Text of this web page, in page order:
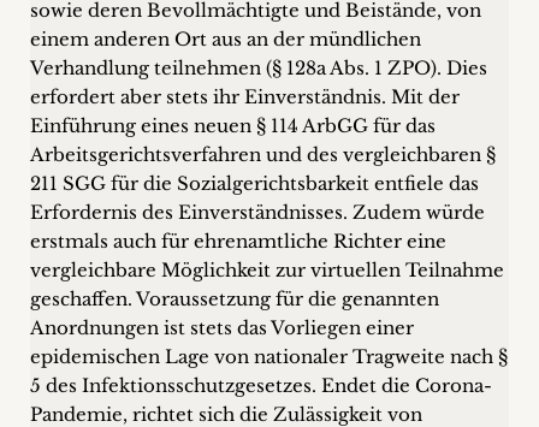
sowie deren Bevollmächtigte und Beistände, von
einem anderen Ort aus an der mündlichen
Verhandlung teilnehmen (§ 128a Abs. 1 ZPO). Dies
erfordert aber stets ihr Einverständnis. Mit der
Einführung eines neuen § 114 ArbGG für das
Arbeitsgerichtsverfahren und des vergleichbaren §
211 SGG für die Sozialgerichtsbarkeit entfiele das
Erfordernis des Einverständnisses. Zudem würde
erstmals auch für ehrenamtliche Richter eine
vergleichbare Möglichkeit zur virtuellen Teilnahme
geschaffen. Voraussetzung für die genannten
Anordnungen ist stets das Vorliegen einer
epidemischen Lage von nationaler Tragweite nach §
5 des Infektionsschutzgesetzes. Endet die Corona-
Pandemie, richtet sich die Zulässigkeit von